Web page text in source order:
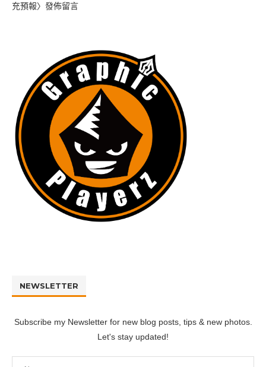
充預報〉發佈留言
NEWSLETTER
Subscribe my Newsletter for new blog posts, tips & new photos.
Let's stay updated!